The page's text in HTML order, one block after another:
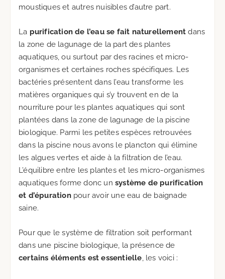
moustiques et autres nuisibles d’autre part.
La purification de l’eau se fait naturellement dans
la zone de lagunage de la part des plantes
aquatiques, ou surtout par des racines et micro-
organismes et certaines roches spécifiques. Les
bactéries présentent dans l’eau transforme les
matières organiques qui s’y trouvent en de la
nourriture pour les plantes aquatiques qui sont
plantées dans la zone de lagunage de la piscine
biologique. Parmi les petites espèces retrouvées
dans la piscine nous avons le plancton qui élimine
les algues vertes et aide à la filtration de l’eau.
L’équilibre entre les plantes et les micro-organismes
aquatiques forme donc un système de purification
et d’épurationpour avoir une eau de baignade
saine.
Pour que le système de filtration soit performant
dans une piscine biologique, la présence de
certains éléments est essentielle, les voici :